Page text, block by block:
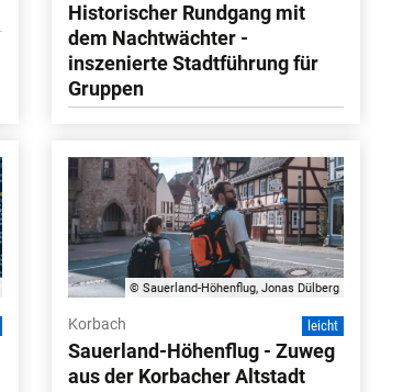
Historischer Rundgang mit
dem Nachtwächter -
inszenierte Stadtführung für
Gruppen
© Sauerland-Höhenflug, Jonas Dülberg
Korbach leicht
Sauerland-Höhenflug - Zuweg
aus der Korbacher Altstadt